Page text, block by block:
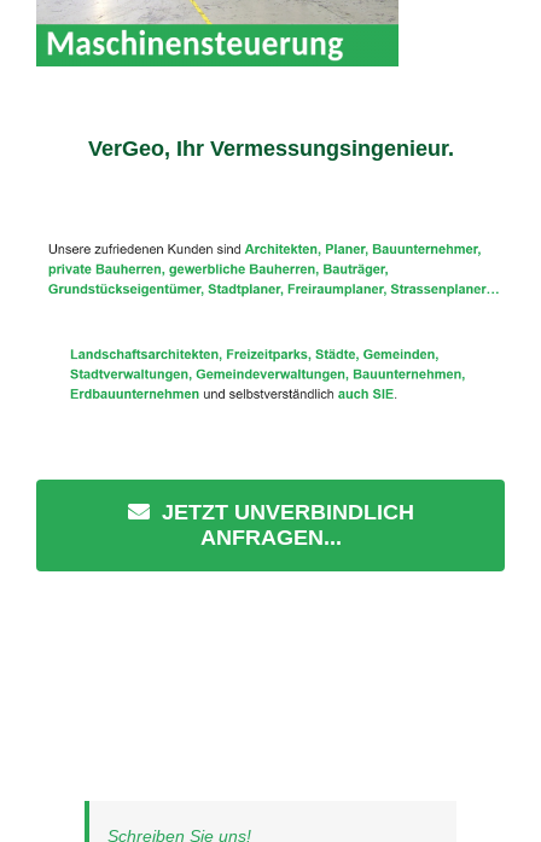
VerGeo, Ihr Vermessungsingenieur.
JETZT UNVERBINDLICH
ANFRAGEN...
Schreiben Sie uns!